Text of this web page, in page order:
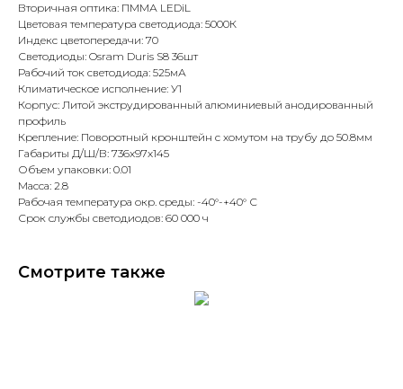
Вторичная оптика: ПММА LEDiL
Цветовая температура светодиода: 5000К
Индекс цветопередачи: 70
Светодиоды: Osram Duris S8 36шт
Рабочий ток светодиода: 525мА
Климатическое исполнение: У1
Корпус: Литой экструдированный алюминиевый анодированный
профиль
Крепление: Поворотный кронштейн с хомутом на трубу до 50.8мм
Габариты Д/Ш/В: 736x97x145
Объем упаковки: 0.01
Масса: 2.8
Рабочая температура окр. среды: -40°-+40° С
Срок службы светодиодов: 60 000 ч
Смотрите также